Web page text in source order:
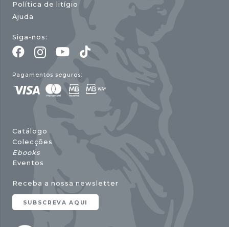
Política de litígio
Ajuda
Siga-nos:
Pagamentos seguros:
Catálogo
Colecções
Ebooks
Eventos
Receba a nossa newsletter
SUBSCREVA AQUI